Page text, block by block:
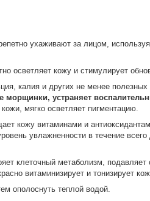
ухаживают за лицом,
осветляет кожу и стимулирует
калия и других не менее
морщинки, устраняет
мягко осветляет пигментацию.
кожу витаминами и
увлажненности в течение
клеточный метаболизм, подавляет
витаминизирует и тонизирует
ополоснуть теплой водой.